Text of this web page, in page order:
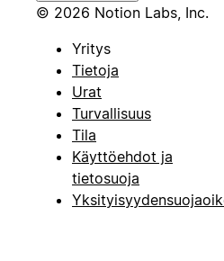
© 2026 Notion Labs, Inc.
Yritys
Tietoja
Urat
Turvallisuus
Tila
Käyttöehdot ja
tietosuoja